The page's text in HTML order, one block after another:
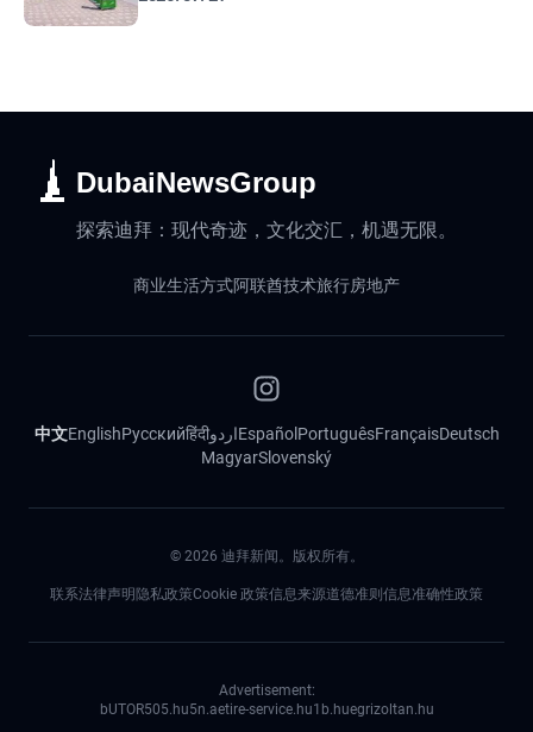
DubaiNewsGroup
探索迪拜：现代奇迹，文化交汇，机遇无限。
商业生活方式阿联酋技术旅行房地产
中文EnglishРусскийहिंदीاردوEspañol PortuguêsFrançaisDeutsch
MagyarSlovenský
© 2026 迪拜新闻。版权所有。
联系法律声明 隐私政策Cookie 政策信息来源道德准则 信息准确性政策
Advertisement:
bUTOR505.hu5n.aetire-service.hu1b.huegrizoltan.hu